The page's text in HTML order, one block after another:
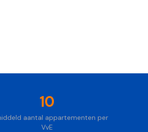
10
aantal appartementen per
VvE